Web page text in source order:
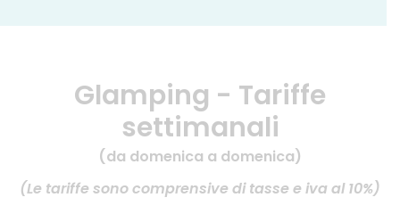
Glamping - Tariffe
settimanali
(da domenica a domenica)
(Le tariffe sono comprensive di tasse e iva al 10%)